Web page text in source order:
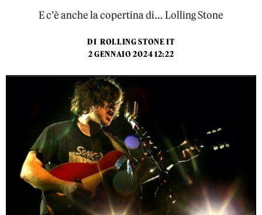
E c’è anche la copertina di… Lolling Stone
DI ROLLING STONE IT
2 GENNAIO 2024 12:22